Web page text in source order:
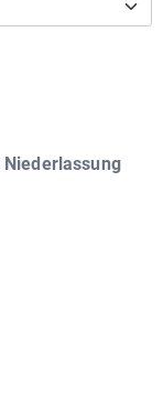
Niederlassung